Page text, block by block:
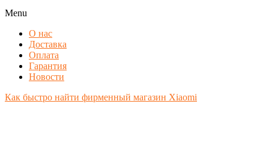
Menu
О нас
Доставка
Оплата
Гарантия
Новости
Как быстро найти фирменный магазин Xiaomi